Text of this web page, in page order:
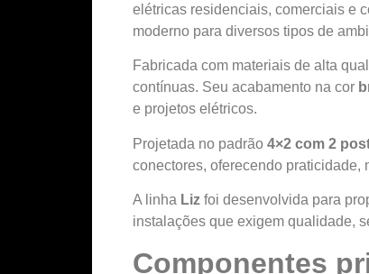
elétricas residenciais, comerciais e
moderno para diversos tipos de
Fabricada com materiais de alta
contínuas. Seu acabamento na cor
e projetos elétricos.
Projetada no padrão 4×2 com 2
conectores, oferecendo praticidade,
A linha Liz foi desenvolvida para
instalações que exigem qualidade,
Componentes